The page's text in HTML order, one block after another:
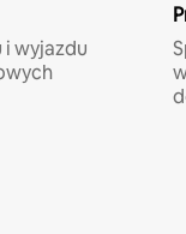
i wyjazdu